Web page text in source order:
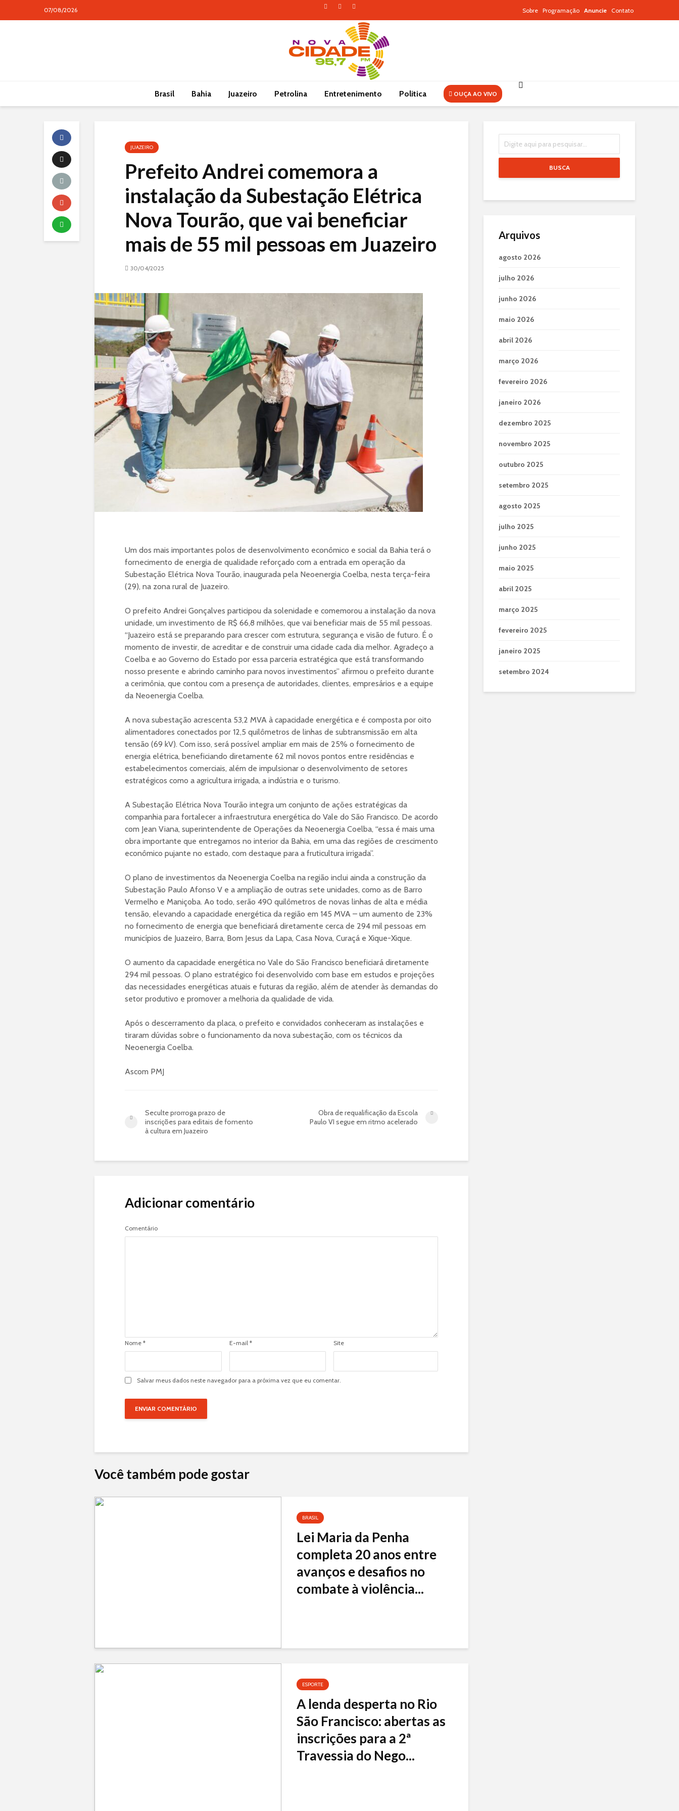
07/08/2026 Sobre Programação Anuncie Contato
Brasil Bahia Juazeiro Petrolina Entretenimento Politica OUÇA AO VIVO
JUAZEIRO
Prefeito Andrei comemora a
instalação da Subestação Elétrica
Nova Tourão, que vai beneficiar
mais de 55 mil pessoas em Juazeiro
30/04/2025
Um dos mais importantes polos de desenvolvimento econômico e social da Bahia terá o
fornecimento de energia de qualidade reforçado com a entrada em operação da
Subestação Elétrica Nova Tourão, inaugurada pela Neoenergia Coelba, nesta terça-feira
(29), na zona rural de Juazeiro.
O prefeito Andrei Gonçalves participou da solenidade e comemorou a instalação da nova
unidade, um investimento de R$ 66,8 milhões, que vai beneficiar mais de 55 mil pessoas.
“Juazeiro está se preparando para crescer com estrutura, segurança e visão de futuro. É o
momento de investir, de acreditar e de construir uma cidade cada dia melhor. Agradeço a
Coelba e ao Governo do Estado por essa parceria estratégica que está transformando
nosso presente e abrindo caminho para novos investimentos” afirmou o prefeito durante
a cerimônia, que contou com a presença de autoridades, clientes, empresários e a equipe
da Neoenergia Coelba.
A nova subestação acrescenta 53,2 MVA à capacidade energética e é composta por oito
alimentadores conectados por 12,5 quilômetros de linhas de subtransmissão em alta
tensão (69 kV). Com isso, será possível ampliar em mais de 25% o fornecimento de
energia elétrica, beneficiando diretamente 62 mil novos pontos entre residências e
estabelecimentos comerciais, além de impulsionar o desenvolvimento de setores
estratégicos como a agricultura irrigada, a indústria e o turismo.
A Subestação Elétrica Nova Tourão integra um conjunto de ações estratégicas da
companhia para fortalecer a infraestrutura energética do Vale do São Francisco. De acordo
com Jean Viana, superintendente de Operações da Neoenergia Coelba, “essa é mais uma
obra importante que entregamos no interior da Bahia, em uma das regiões de crescimento
econômico pujante no estado, com destaque para a fruticultura irrigada”.
O plano de investimentos da Neoenergia Coelba na região inclui ainda a construção da
Subestação Paulo Afonso V e a ampliação de outras sete unidades, como as de Barro
Vermelho e Maniçoba. Ao todo, serão 490 quilômetros de novas linhas de alta e média
tensão, elevando a capacidade energética da região em 145 MVA – um aumento de 23%
no fornecimento de energia que beneficiará diretamente cerca de 294 mil pessoas em
municípios de Juazeiro, Barra, Bom Jesus da Lapa, Casa Nova, Curaçá e Xique-Xique.
O aumento da capacidade energética no Vale do São Francisco beneficiará diretamente
294 mil pessoas. O plano estratégico foi desenvolvido com base em estudos e projeções
das necessidades energéticas atuais e futuras da região, além de atender às demandas do
setor produtivo e promover a melhoria da qualidade de vida.
Após o descerramento da placa, o prefeito e convidados conheceram as instalações e
tiraram dúvidas sobre o funcionamento da nova subestação, com os técnicos da
Neoenergia Coelba.
Ascom PMJ
Seculte prorroga prazo de
inscrições para editais de fomento
à cultura em Juazeiro
Obra de requalificação da Escola
Paulo VI segue em ritmo acelerado
Adicionar comentário
Comentário
Nome * E-mail * Site
Salvar meus dados neste navegador para a próxima vez que eu comentar.
Você também pode gostar
BRASIL
Lei Maria da Penha
completa 20 anos entre
avanços e desafios no
combate à violência...
ESPORTE
A lenda desperta no Rio
São Francisco: abertas as
inscrições para a 2ª
Travessia do Nego...
BUSCA
Arquivos
agosto 2026
julho 2026
junho 2026
maio 2026
abril 2026
março 2026
fevereiro 2026
janeiro 2026
dezembro 2025
novembro 2025
outubro 2025
setembro 2025
agosto 2025
julho 2025
junho 2025
maio 2025
abril 2025
março 2025
fevereiro 2025
janeiro 2025
setembro 2024